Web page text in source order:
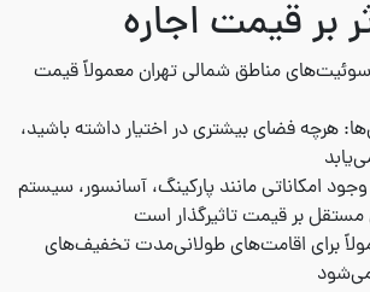
بر قیمت اجاره
مناطق شمالی تهران معمولاً قیمت
هرچه فضای بیشتری در اختیار داشته باشید،
امکاناتی مانند پارکینگ، آسانسور، سیستم
بر قیمت تاثیرگذار است
برای اقامت‌های طولانی‌مدت تخفیف‌های
می‌شود